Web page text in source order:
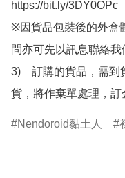
https://bit.ly/3DY0OPc
※因貨品包裝後的外盒
問亦可先以訊息聯絡
3)　訂購的貨品，需到
貨，將作棄單處理，訂
Nendoroid黏土人